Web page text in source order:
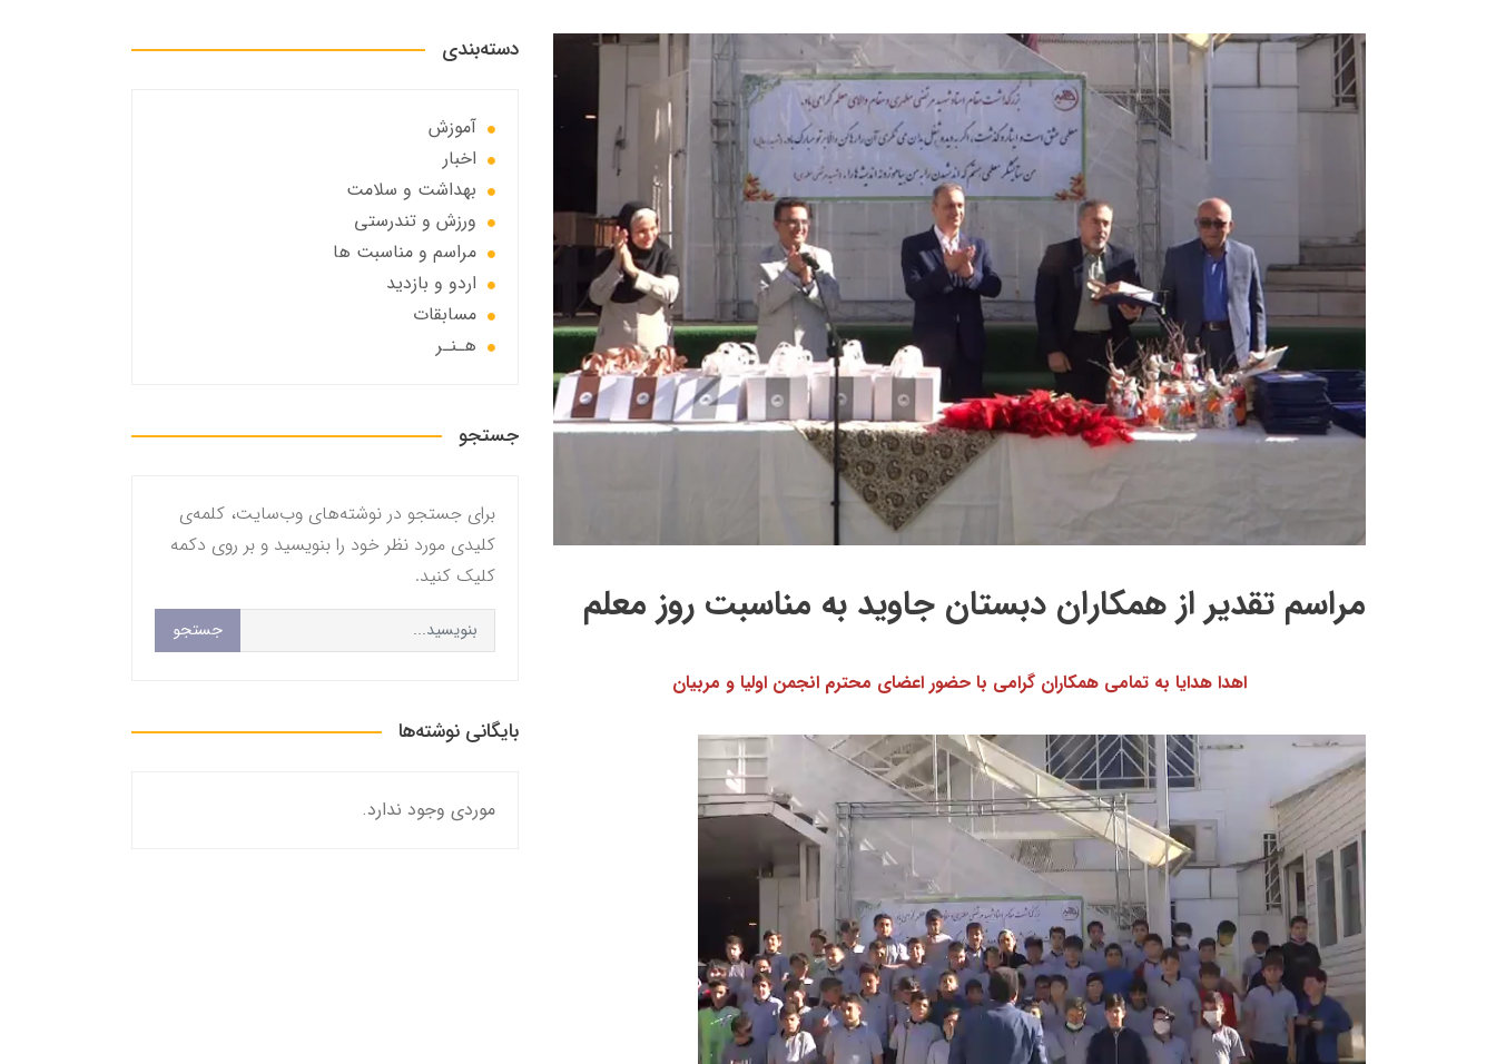
مراسم تقدیر از همکاران دبستان جاوید به مناسبت روز معلم
اهدا هدایا به تمامی همکاران گرامی با حضور اعضای محترم انجمن اولیا و مربیان
دسته‌بندی
آموزش
اخبار
بهداشت و سلامت
ورزش و تندرستی
مراسم و مناسبت ها
اردو و بازدید
مسابقات
هـنـر
جستجو
برای جستجو در نوشته‌های وب‌سایت، کلمه‌ی
کلیدی مورد نظر خود را بنویسید و بر روی دکمه
کلیک کنید.
جستجو
بایگانی نوشته‌ها
موردی وجود ندارد.